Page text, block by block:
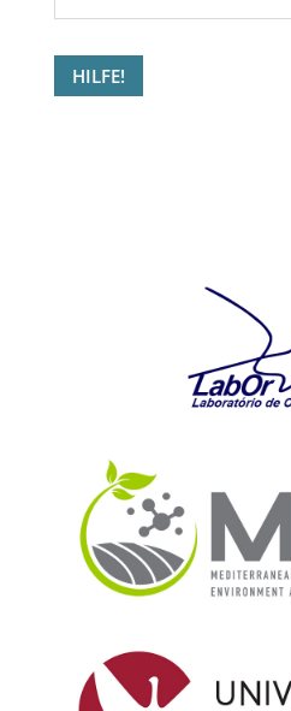
HILFE!